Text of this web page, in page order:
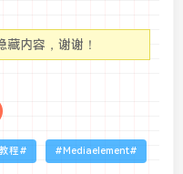
内容，谢谢！
教程 Mediaelement